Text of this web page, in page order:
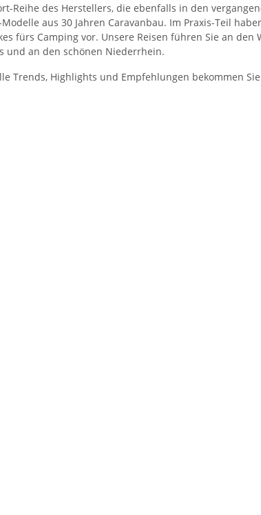
Reihe des Herstellers, die ebenfalls in den
aus 30 Jahren Caravanbau. Im Praxis-Teil
fürs Camping vor. Unsere Reisen führen Sie an den
und an den schönen Niederrhein.
Trends, Highlights und Empfehlungen bekommen